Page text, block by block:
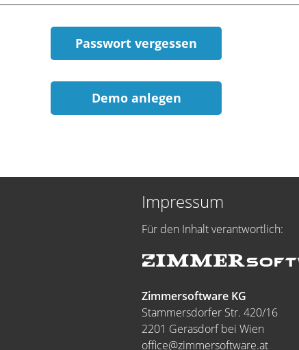
Passwort vergessen
Demo anlegen
Impressum
Für den Inhalt verantwortlich:
Zimmersoftware KG
Stammersdorfer Str. 420/16
2201 Gerasdorf bei Wien
office@zimmersoftware.at